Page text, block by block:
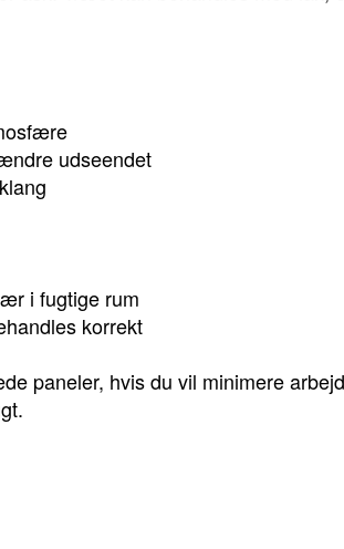
udseendet
i fugtige rum
korrekt
paneler, hvis du vil minimere